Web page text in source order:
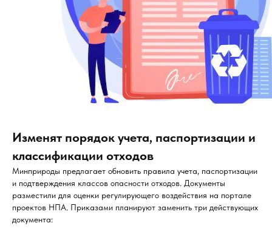
Изменят порядок учета, паспортизации и
классификации отходов
Минприроды предлагает обновить правила учета, паспортизации
и подтверждения классов опасности отходов. Документы
разместили для оценки регулирующего воздействия на портале
проектов НПА. Приказами планируют заменить три действующих
документа: